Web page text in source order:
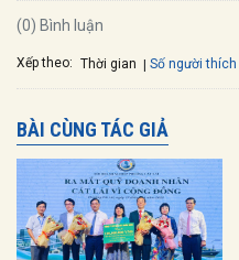
(0) Bình luận
Xếp theo: Thời gian Số người thích
BÀI CÙNG TÁC GIẢ